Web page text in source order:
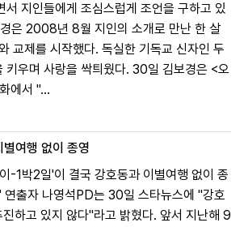
서 지인들에게 조심스럽게 조언을 구하고 있
은 2008년 8월 지인의 소개로 만난 한 살
교제를 시작했다. 독실한 기독교 신자인 두
키우며 사랑을 싹틔웠다. 30일 김보경은 <오
에서 "...
여행 없이 종영
-1박2일'이 결국 강호동과 이별여행 없이 종
연출자 나영석PD는 30일 스타뉴스에 "강호
하고 있지 않다"라고 밝혔다. 앞서 지난해 9